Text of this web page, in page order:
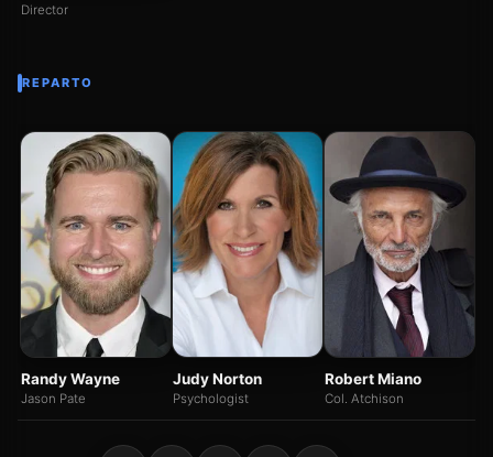
Director
REPARTO
Randy Wayne
Jason Pate
Judy Norton
Psychologist
Robert Miano
Col. Atchison